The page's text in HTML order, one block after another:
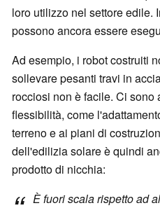
loro utilizzo nel settore edile.
possono ancora essere
Ad esempio, i robot costruiti
sollevare pesanti travi in
rocciosi non è facile. Ci sono
flessibilità, come
terreno e ai piani di
dell'edilizia solare è quindi
prodotto di nicchia:
È fuori scala rispetto ad